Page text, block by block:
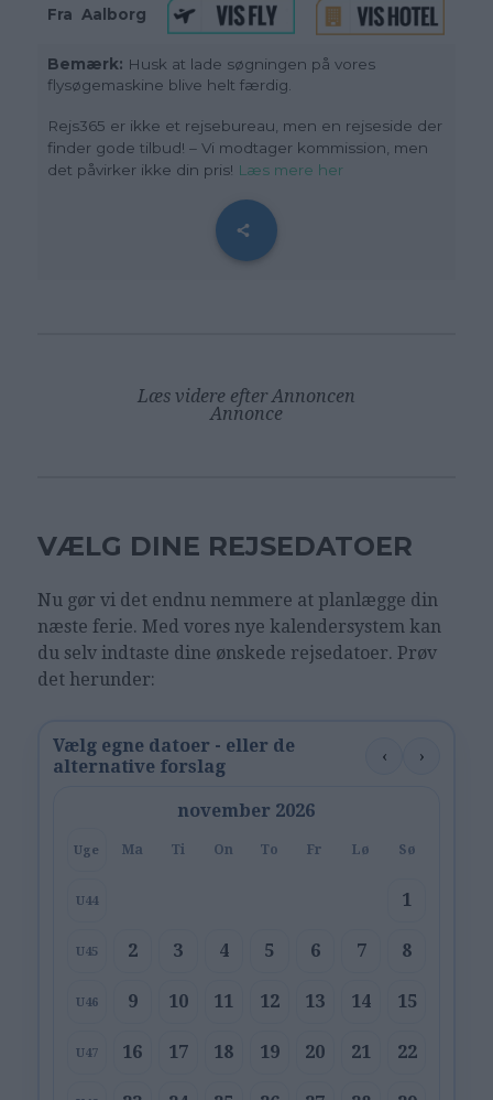
Fra _Aalborg
Bemærk: Husk at lade søgningen på vores
flysøgemaskine blive helt færdig.
Rejs365 er ikke et rejsebureau, men en rejseside der
finder gode tilbud! – Vi modtager kommission, men
det påvirker ikke din pris! Læs mere her
Læs videre efter Annoncen
Annonce
VÆLG DINE REJSEDATOER
Nu gør vi det endnu nemmere at planlægge din
næste ferie. Med vores nye kalendersystem kan
du selv indtaste dine ønskede rejsedatoer. Prøv
det herunder:
Vælg egne datoer - eller de
alternative forslag
‹ ›
november 2026
Uge Ma Ti On To Fr Lø Sø
U44 1
U45 2 3 4 5 6 7 8
U46 9 10 11 12 13 14 15
U47 16 17 18 19 20 21 22